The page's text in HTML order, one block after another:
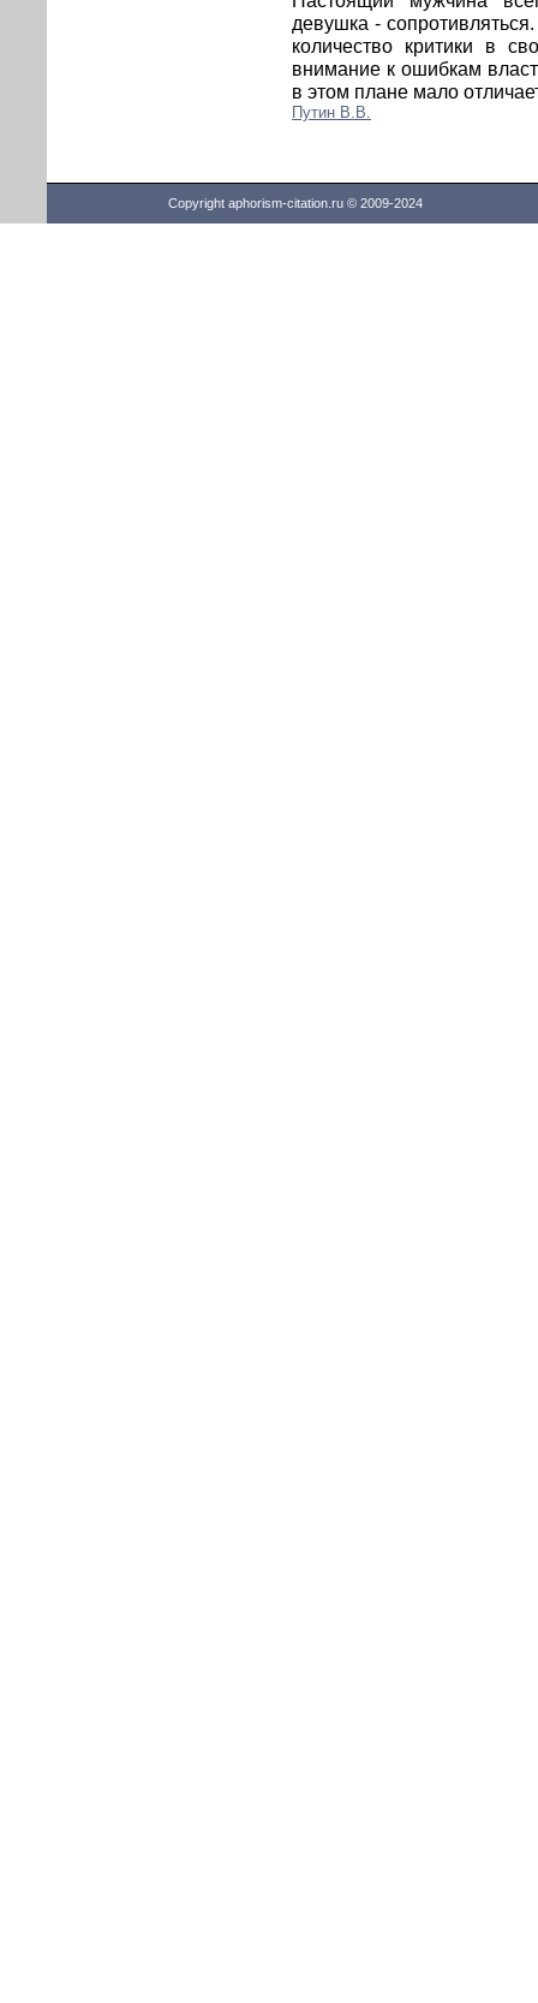
девушка -
количество критики в
внимание к ошибкам
в этом плане мало
Путин В.В.
Copyright aphorism-citation.ru © 2009-2024